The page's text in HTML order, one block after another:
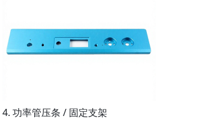
4. 功率管压条 / 固定支架